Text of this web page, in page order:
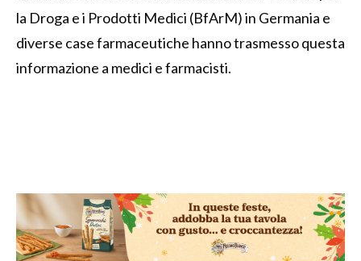
la Droga e i Prodotti Medici (BfArM) in Germania e
diverse case farmaceutiche hanno trasmesso questa
informazione a medici e farmacisti.